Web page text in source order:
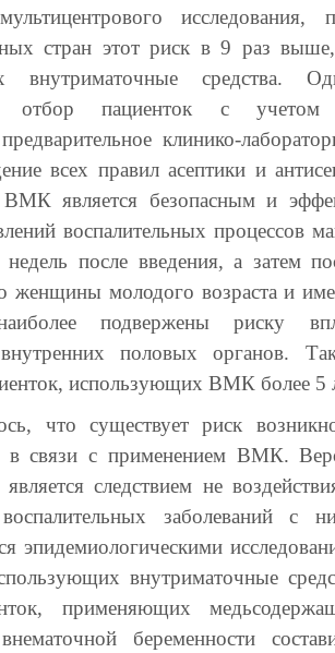
стран этот риск в 9 раз
внутриматочные средства.
отбор пациенток с учетом
клинико-
всех правил асептики и
ВМК является безопасным и
воспалительных процессов
после введения, а затем
женщины молодого возраста и
подвержены риску
внутренних половых органов.
использующих ВМК более 5
что существует риск
в связи с применением ВМК.
следствием не
заболеваний с
эпидемиологическими
внутриматочные
применяющих
внематочной беременности